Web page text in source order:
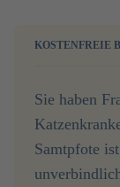
KOSTENFREIE
Sie haben
Samtpfote